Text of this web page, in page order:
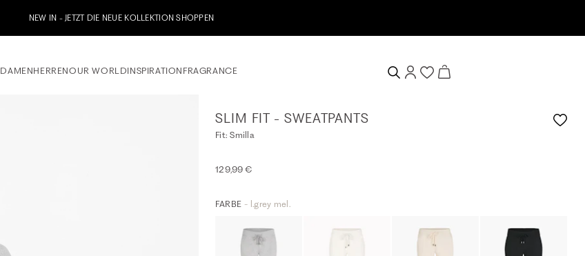
NEW IN - JETZT DIE NEUE KOLLEKTION SHOPPEN
DAMENHERRENOUR WORLDINSPIRATION FRAGRANCE
SLIM FIT - SWEATPANTS
Fit: Smilla
129,99 €
FARBE - l.grey mel.